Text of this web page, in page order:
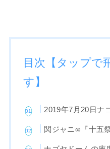
目次【タップで
す】
2019年7月20日ナ
関ジャニ∞『十五